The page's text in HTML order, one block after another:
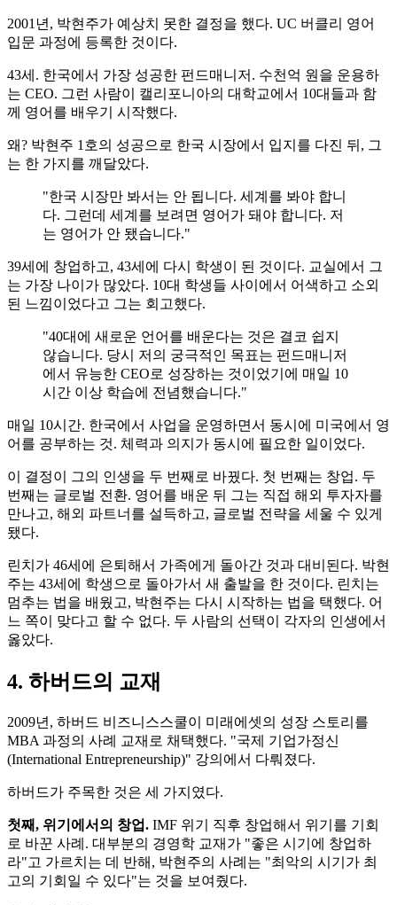
2001년, 박현주가 예상치 못한 결정을 했다. UC 버클리 영어
입문 과정에 등록한 것이다.
43세. 한국에서 가장 성공한 펀드매니저. 수천억 원을 운용하
는 CEO. 그런 사람이 캘리포니아의 대학교에서 10대들과 함
께 영어를 배우기 시작했다.
왜? 박현주 1호의 성공으로 한국 시장에서 입지를 다진 뒤, 그
는 한 가지를 깨달았다.
"한국 시장만 봐서는 안 됩니다. 세계를 봐야 합니
다. 그런데 세계를 보려면 영어가 돼야 합니다. 저
는 영어가 안 됐습니다."
39세에 창업하고, 43세에 다시 학생이 된 것이다. 교실에서 그
는 가장 나이가 많았다. 10대 학생들 사이에서 어색하고 소외
된 느낌이었다고 그는 회고했다.
"40대에 새로운 언어를 배운다는 것은 결코 쉽지
않습니다. 당시 저의 궁극적인 목표는 펀드매니저
에서 유능한 CEO로 성장하는 것이었기에 매일 10
시간 이상 학습에 전념했습니다."
매일 10시간. 한국에서 사업을 운영하면서 동시에 미국에서 영
어를 공부하는 것. 체력과 의지가 동시에 필요한 일이었다.
이 결정이 그의 인생을 두 번째로 바꿨다. 첫 번째는 창업. 두
번째는 글로벌 전환. 영어를 배운 뒤 그는 직접 해외 투자자를
만나고, 해외 파트너를 설득하고, 글로벌 전략을 세울 수 있게
됐다.
린치가 46세에 은퇴해서 가족에게 돌아간 것과 대비된다. 박현
주는 43세에 학생으로 돌아가서 새 출발을 한 것이다. 린치는
멈추는 법을 배웠고, 박현주는 다시 시작하는 법을 택했다. 어
느 쪽이 맞다고 할 수 없다. 두 사람의 선택이 각자의 인생에서
옳았다.
4. 하버드의 교재
2009년, 하버드 비즈니스스쿨이 미래에셋의 성장 스토리를
MBA 과정의 사례 교재로 채택했다. "국제 기업가정신
(International Entrepreneurship)" 강의에서 다뤄졌다.
하버드가 주목한 것은 세 가지였다.
첫째, 위기에서의 창업. IMF 위기 직후 창업해서 위기를 기회
로 바꾼 사례. 대부분의 경영학 교재가 "좋은 시기에 창업하
라"고 가르치는 데 반해, 박현주의 사례는 "최악의 시기가 최
고의 기회일 수 있다"는 것을 보여줬다.